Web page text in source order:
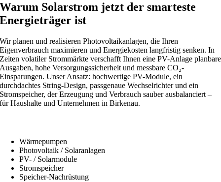
Warum Solarstrom jetzt der smarteste
Energieträger ist
Wir planen und realisieren Photovoltaikanlagen, die Ihren
Eigenverbrauch maximieren und Energiekosten langfristig senken. In
Zeiten volatiler Strommärkte verschafft Ihnen eine PV-Anlage planbare
Ausgaben, hohe Versorgungssicherheit und messbare CO₂-
Einsparungen. Unser Ansatz: hochwertige PV-Module, ein
durchdachtes String-Design, passgenaue Wechselrichter und ein
Stromspeicher, der Erzeugung und Verbrauch sauber ausbalanciert –
für Haushalte und Unternehmen in Birkenau.
Wärmepumpen
Photovoltaik / Solaranlagen
PV- / Solarmodule
Stromspeicher
Speicher-Nachrüstung